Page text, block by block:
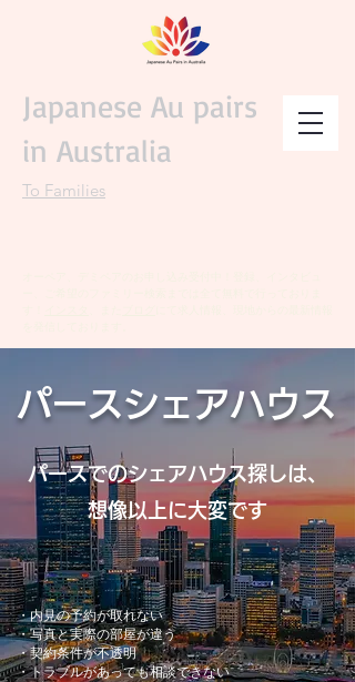
Japanese Au pairs
in Australia
To Families
パースシェアハウス
パースでのシェアハウス探しは、
想像以上に大変です
・内見の予約が取れない
・写真と実際の部屋が違う
・契約条件が不透明
・トラブルがあっても相談できない